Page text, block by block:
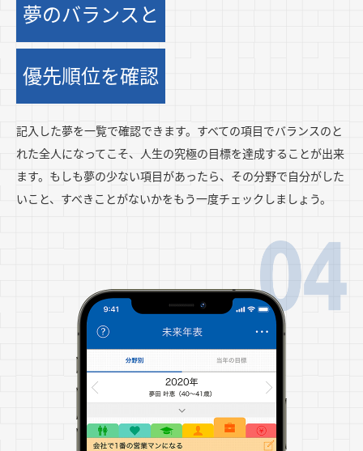
夢のバランスと
優先順位を確認
記入した夢を一覧で確認できます。すべての項目でバランスのと
れた全人になってこそ、人生の究極の目標を達成することが出来
ます。もしも夢の少ない項目があったら、その分野で自分がした
いこと、すべきことがないかをもう一度チェックしましょう。